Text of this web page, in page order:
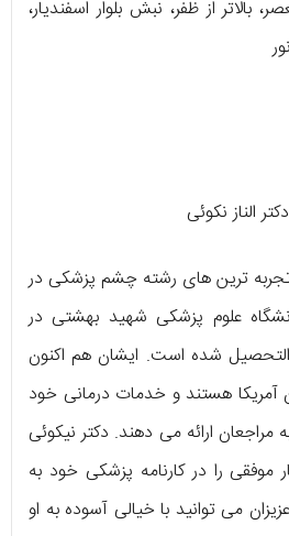
بالاتر از ظفر، نبش بلوار اسفندیار،
تجربه‌ ترین‌ های رشته چشم پزشکی در
علوم پزشکی شهید بهشتی در
شده است. ایشان هم اکنون
هستند و خدمات درمانی خود
مراجعان ارائه می‌ دهند. دکتر نیکوئی
موفقی را در کارنامه پزشکی خود به
می‌ توانید با خیالی آسوده به او